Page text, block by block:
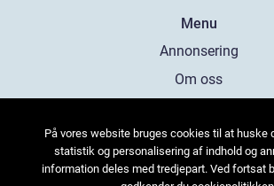
Menu
Annonsering
Om oss
Kontakta oss
Sitemap
På vores website bruges cookies til at huske
statistik og personalisering af indhold og
information deles med tredjepart. Ved fortsat